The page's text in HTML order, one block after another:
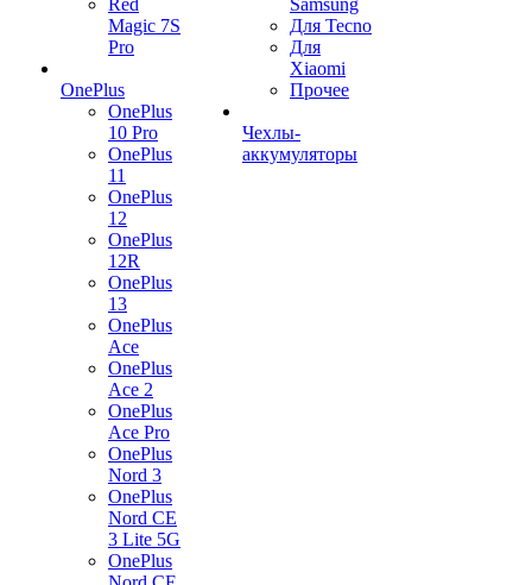
Red
Magic 7S
Pro
OnePlus
OnePlus
10 Pro
OnePlus
11
OnePlus
12
OnePlus
12R
OnePlus
13
OnePlus
Ace
OnePlus
Ace 2
OnePlus
Ace Pro
OnePlus
Nord 3
OnePlus
Nord CE
3 Lite 5G
OnePlus
Samsung
Для Tecno
Для
Xiaomi
Прочее
Чехлы-
аккумуляторы